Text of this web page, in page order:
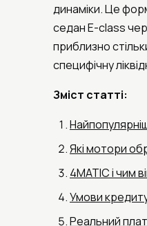
динаміки. Це
седан E-class
приблизно
специфічну
Зміст статті:
Які мотори
4MATIC і чим
Умови
Реальний